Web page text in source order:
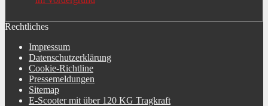
Rechtliches
Impressum
Datenschutzerklärung
Cookie-Richtline
Pressemeldungen
Sitemap
E-Scooter mit über 120 KG Tragkraft